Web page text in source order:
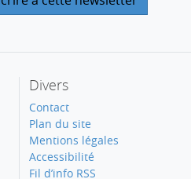
Divers
Contact
Plan du site
Mentions légales
Accessibilité
Fil d’info RSS